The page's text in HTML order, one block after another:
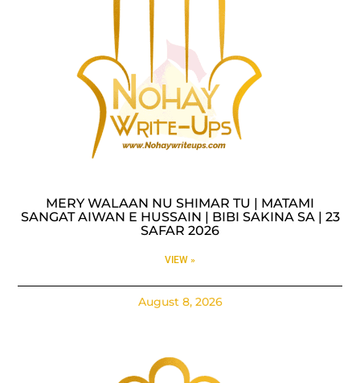
MERY WALAAN NU SHIMAR TU | MATAMI
SANGAT AIWAN E HUSSAIN | BIBI SAKINA SA | 23
SAFAR 2026
VIEW »
August 8, 2026